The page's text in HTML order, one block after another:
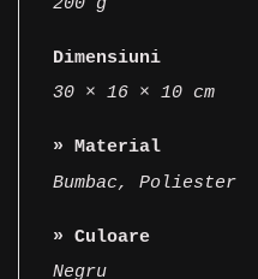
200 g
Dimensiuni
30 × 16 × 10 cm
» Material
Bumbac, Poliester
» Culoare
Negru